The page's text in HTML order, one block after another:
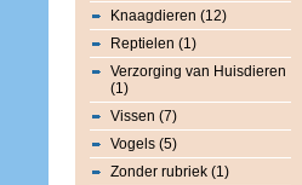
Knaagdieren (12)
Reptielen (1)
Verzorging van Huisdieren
(1)
Vissen (7)
Vogels (5)
Zonder rubriek (1)